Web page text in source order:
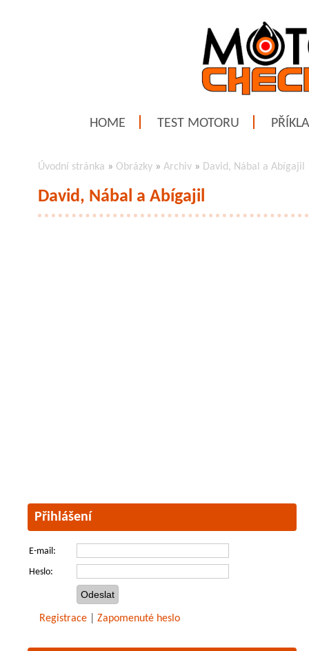
HOME TEST MOTORU
Úvodní stránka » Obrázky » Archiv » David, Nábal a Abígajil
David, Nábal a Abígajil
Přihlášení
E-mail:
Heslo:
Registrace Zapomenuté heslo